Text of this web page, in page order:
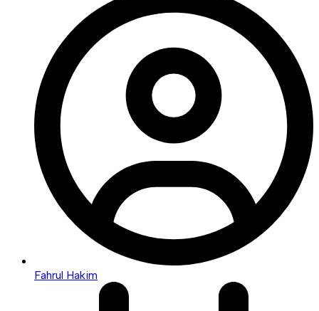
Fahrul Hakim